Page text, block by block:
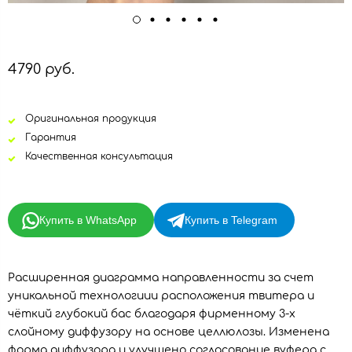
4790 руб.
Оригинальная продукция
Гарантия
Качественная консультация
Купить в WhatsApp Купить в Telegram
Расширенная диаграмма направленности за счет
уникальной технологиии расположения твитера и
чёткий глубокий бас благодаря фирменному 3-х
слойному диффузору на основе целлюлозы. Изменена